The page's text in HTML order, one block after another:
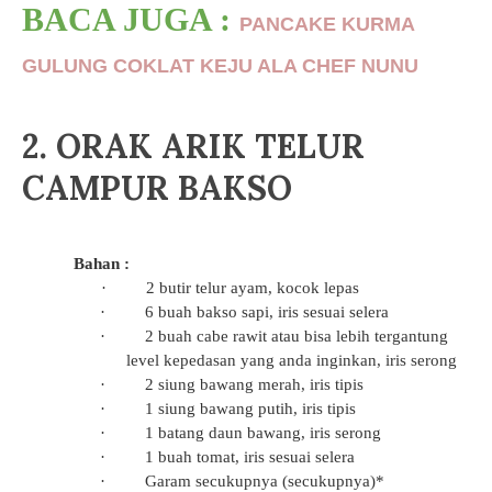
BACA JUGA : PANCAKE KURMA
GULUNG COKLAT KEJU ALA CHEF NUNU
2. ORAK ARIK TELUR
CAMPUR BAKSO
Bahan :
·
2 butir telur ayam, kocok lepas
·
6 buah bakso sapi, iris sesuai selera
·
2 buah cabe rawit atau bisa lebih tergantung
level kepedasan yang anda inginkan, iris serong
·
2 siung bawang merah, iris tipis
·
1 siung bawang putih, iris tipis
·
1 batang daun bawang, iris serong
·
1 buah tomat, iris sesuai selera
·
Garam secukupnya (secukupnya)*